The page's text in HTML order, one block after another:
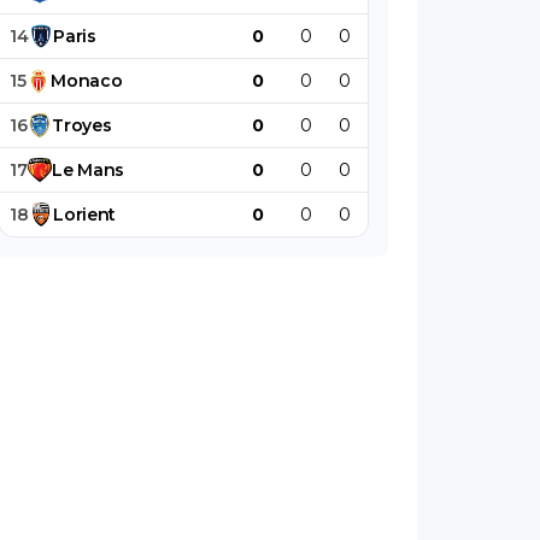
14 Paris 0 0 0
15 Monaco 0 0 0
16 Troyes 0 0 0
17 Le Mans 0 0 0
18 Lorient 0 0 0